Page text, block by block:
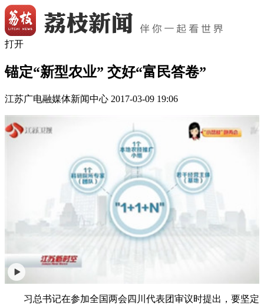
打开
锚定“新型农业” 交好“富民答卷”
江苏广电融媒体新闻中心 2017-03-09 19:06
习总书记在参加全国两会四川代表团审议时提出，要坚定